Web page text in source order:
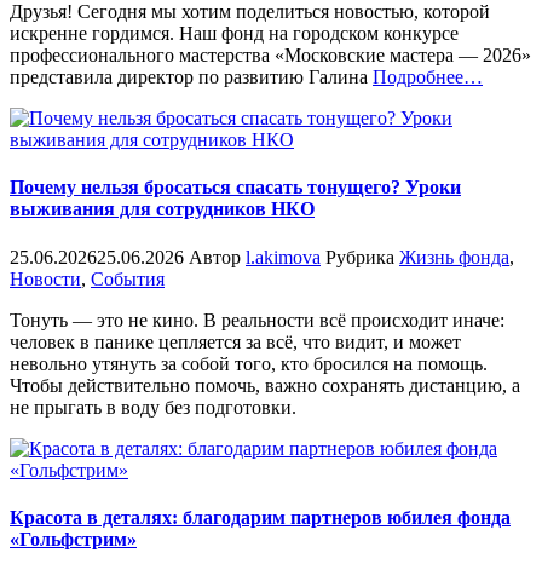
Друзья! Сегодня мы хотим поделиться новостью, которой
искренне гордимся. Наш фонд на городском конкурсе
профессионального мастерства «Московские мастера — 2026»
представила директор по развитию Галина Подробнее«%s»
…
Почему нельзя бросаться спасать тонущего? Уроки
выживания для сотрудников НКО
25.06.202625.06.2026 Автор l.akimova Рубрика Жизнь фонда,
Новости, События
Тонуть — это не кино. В реальности всё происходит иначе:
человек в панике цепляется за всё, что видит, и может
невольно утянуть за собой того, кто бросился на помощь.
Чтобы действительно помочь, важно сохранять дистанцию, а
не прыгать в воду без подготовки.
Красота в деталях: благодарим партнеров юбилея фонда
«Гольфстрим»